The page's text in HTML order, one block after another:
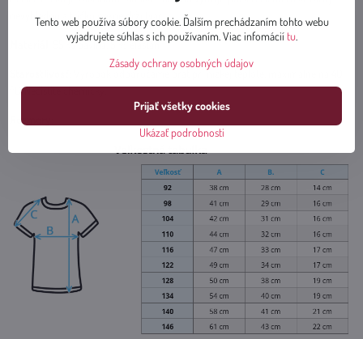
nevyblednú a tričko pekne drží tvar.
: 95 % bavlna, 5 % elastan
: Výrobok odporúčame prať pri nízkej teplote, maximálne na 40
°C. Nečistite chemicky.
Rozmery
Tento web používa súbory cookie. Ďalším prechádzaním tohto webu
vyjadrujete súhlas s ich používaním. Viac infomáciítu.
Zásady ochrany osobných údajov
Ukázať podrobnosti
Prijať všetky cookies